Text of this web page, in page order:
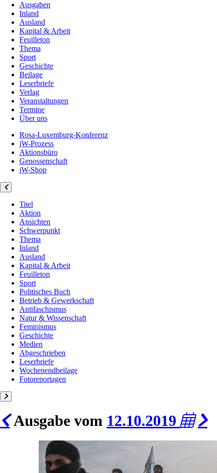
Ausgaben
Inland
Ausland
Kapital & Arbeit
Feuilleton
Thema
Sport
Geschichte
Beilage
Leserbriefe
Verlag
Veranstaltungen
Termine
Über uns
Rosa-Luxemburg-Konferenz
jW-Prozess
Aktionsbüro
Genossenschaft
jW-Shop
Titel
Aktion
Ansichten
Schwerpunkt
Thema
Inland
Ausland
Kapital & Arbeit
Feuilleton
Sport
Politisches Buch
Betrieb & Gewerkschaft
Antifaschismus
Natur & Wissenschaft
Feminismus
Geschichte
Medien
Abgeschrieben
Leserbriefe
Wochenendbeilage
Fotoreportagen
Ausgabe vom 12.10.2019